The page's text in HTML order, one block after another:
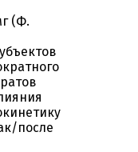
(Ф.
после